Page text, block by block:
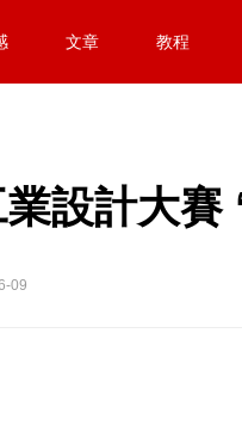
文章 教程
設計大
09